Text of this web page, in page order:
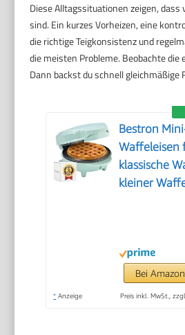
Diese Alltagssituationen zeigen, dass
sind. Ein kurzes Vorheizen, eine
die richtige Teigkonsistenz und
die meisten Probleme. Beobachte
Dann backst du schnell gleichmäßige
Bestron
Waffeleisen
klassische
kleiner
Ostern oder
Bei
* Anzeige Preis inkl. MwSt.,